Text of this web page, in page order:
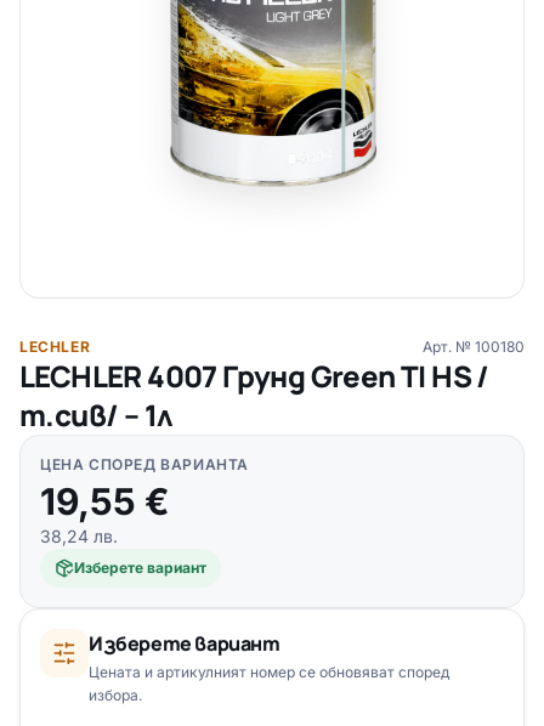
LECHLER Арт. № 100180
LECHLER 4007 Грунд Green TI HS /
т.сив/ – 1л
ЦЕНА СПОРЕД ВАРИАНТА
19,55 €
38,24 лв.
Изберете вариант
Изберете вариант
Цената и артикулният номер се обновяват според
избора.